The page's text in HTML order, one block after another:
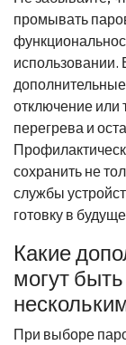
промывать
использовании.
отключение или
перегрева и
сохранить не
службы
готовку в
Какие
могут
При выборе